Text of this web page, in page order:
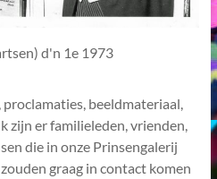
d'n 1e 1973
beeldmateriaal,
zijn er familieleden, vrienden,
die in onze Prinsengalerij
graag in contact komen